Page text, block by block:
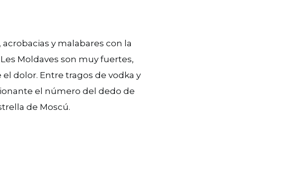
y malabares con la
Moldaves son muy fuertes,
dolor. Entre tragos de vodka y
el número del dedo de
de Moscú.